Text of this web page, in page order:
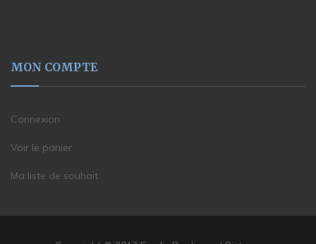
MON COMPTE
Connexion
Voir le panier
Ma liste de souhait